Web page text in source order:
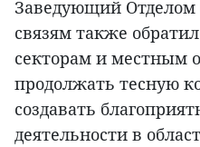
Заведующий
связям также
секторам и местным
продолжать тесную
создавать
деятельности в